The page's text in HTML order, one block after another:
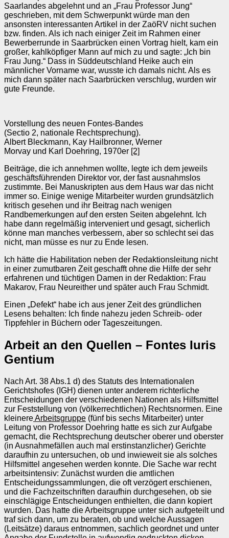
Saarlandes abgelehnt und an „Frau Professor Jung“
geschrieben, mit dem Schwerpunkt würde man den
ansonsten interessanten Artikel in der ZaöRV nicht suchen
bzw. finden. Als ich nach einiger Zeit im Rahmen einer
Bewerberrunde in Saarbrücken einen Vortrag hielt, kam ein
großer, kahlköpfiger Mann auf mich zu und sagte: „Ich bin
Frau Jung.“ Dass in Süddeutschland Heike auch ein
männlicher Vorname war, wusste ich damals nicht. Als es
mich dann später nach Saarbrücken verschlug, wurden wir
gute Freunde.
Vorstellung des neuen Fontes-Bandes
(Sectio 2, nationale Rechtsprechung).
Albert Bleckmann, Kay Hailbronner, Werner
Morvay und Karl Doehring, 1970er [2]
Beiträge, die ich annehmen wollte, legte ich dem jeweils
geschäftsführenden Direktor vor, der fast ausnahmslos
zustimmte. Bei Manuskripten aus dem Haus war das nicht
immer so. Einige wenige Mitarbeiter wurden grundsätzlich
kritisch gesehen und ihr Beitrag nach wenigen
Randbemerkungen auf den ersten Seiten abgelehnt. Ich
habe dann regelmäßig interveniert und gesagt, sicherlich
könne man manches verbessern, aber so schlecht sei das
nicht, man müsse es nur zu Ende lesen.
Ich hätte die Habilitation neben der Redaktionsleitung nicht
in einer zumutbaren Zeit geschafft ohne die Hilfe der sehr
erfahrenen und tüchtigen Damen in der Redaktion: Frau
Makarov, Frau Neureither und später auch Frau Schmidt.
Einen „Defekt“ habe ich aus jener Zeit des gründlichen
Lesens behalten: Ich finde nahezu jeden Schreib- oder
Tippfehler in Büchern oder Tageszeitungen.
Arbeit an den Quellen – Fontes Iuris
Gentium
Nach Art. 38 Abs.1 d) des Statuts des Internationalen
Gerichtshofes (IGH) dienen unter anderem richterliche
Entscheidungen der verschiedenen Nationen als Hilfsmittel
zur Feststellung von (völkerrechtlichen) Rechtsnormen. Eine
kleinereArbeitsgruppe (fünf bis sechs Mitarbeiter) unter
Leitung von Professor Doehring hatte es sich zur Aufgabe
gemacht, die Rechtsprechung deutscher oberer und oberster
(in Ausnahmefällen auch mal erstinstanzlicher) Gerichte
daraufhin zu untersuchen, ob und inwieweit sie als solches
Hilfsmittel angesehen werden konnte. Die Sache war recht
arbeitsintensiv: Zunächst wurden die amtlichen
Entscheidungssammlungen, die oft verzögert erschienen,
und die Fachzeitschriften daraufhin durchgesehen, ob sie
einschlägige Entscheidungen enthielten, die dann kopiert
wurden. Das hatte die Arbeitsgruppe unter sich aufgeteilt und
traf sich dann, um zu beraten, ob und welche Aussagen
(Leitsätze) daraus entnommen, sachlich geordnet und unter